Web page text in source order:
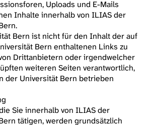
Uploads und E-Mails
Inhalte innerhalb von ILIAS der
Bern ist nicht für den Inhalt der auf
Bern enthaltenen Links zu
Drittanbietern oder irgendwelcher
weiteren Seiten verantwortlich,
der Universität Bern betrieben
Sie innerhalb von ILIAS der
tätigen, werden grundsätzlich